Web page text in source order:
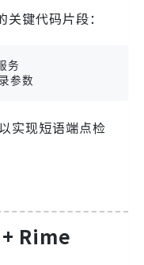
键代码片段：
务
参数
实现短语端点检
Rime